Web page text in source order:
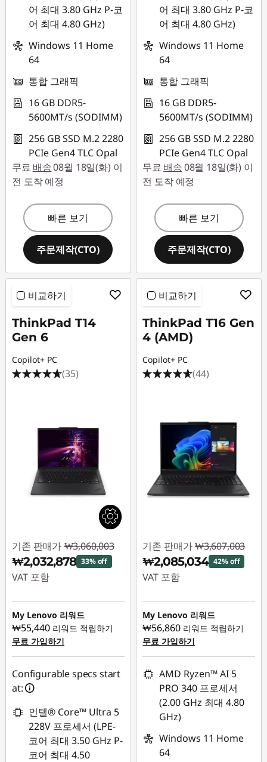
D
어 최대 3.80 GHz P-코
어 최대 4.80 GHz)
Windows 11 Home
64
통합 그래픽
16 GB DDR5-
5600MT/s (SODIMM)
256 GB SSD M.2 2280
PCIe Gen4 TLC Opal
무료 배송08월 18일(화) 이
전 도착 예정
빠른 보기
주문제작(CTO)
어 최대 3.80 GHz P-코
어 최대 4.80 GHz)
Windows 11 Home
64
통합 그래픽
16 GB DDR5-
5600MT/s (SODIMM)
256 GB SSD M.2 2280
PCIe Gen4 TLC Opal
무료 배송08월 18일(화) 이
전 도착 예정
빠른 보기
주문제작(CTO)
비교하기
ThinkPad T14
Gen 6
Copilot+ PC
(35)
기존 판매가 ₩3,060,003
₩2,032,878 33% off
VAT 포함
즉시 할인: :-
₩1,027,125
My Lenovo 리워드
₩55,440 리워드 적립하기
무료 가입하기
Configurable specs start
at:
인텔® Core™ Ultra 5
228V 프로세서 (LPE-
코어 최대 3.50 GHz P-
코어 최대 4.50
비교하기
ThinkPad T16 Gen
4 (AMD)
Copilot+ PC
(44)
기존 판매가 ₩3,607,003
₩2,085,034 42% off
VAT 포함
즉시 할인: :-
₩1,521,969
My Lenovo 리워드
₩56,860 리워드 적립하기
무료 가입하기
AMD Ryzen™ AI 5
PRO 340 프로세서
(2.00 GHz 최대 4.80
GHz)
Windows 11 Home
64